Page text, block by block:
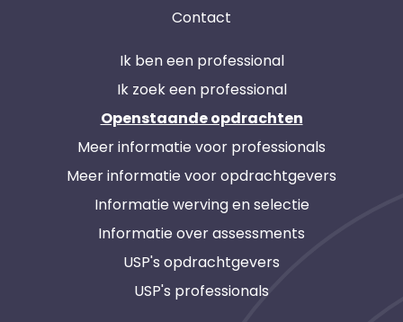
Contact
Ik ben een professional
Ik zoek een professional
Openstaande opdrachten
Meer informatie voor professionals
Meer informatie voor opdrachtgevers
Informatie werving en selectie
Informatie over assessments
USP's opdrachtgevers
USP's professionals